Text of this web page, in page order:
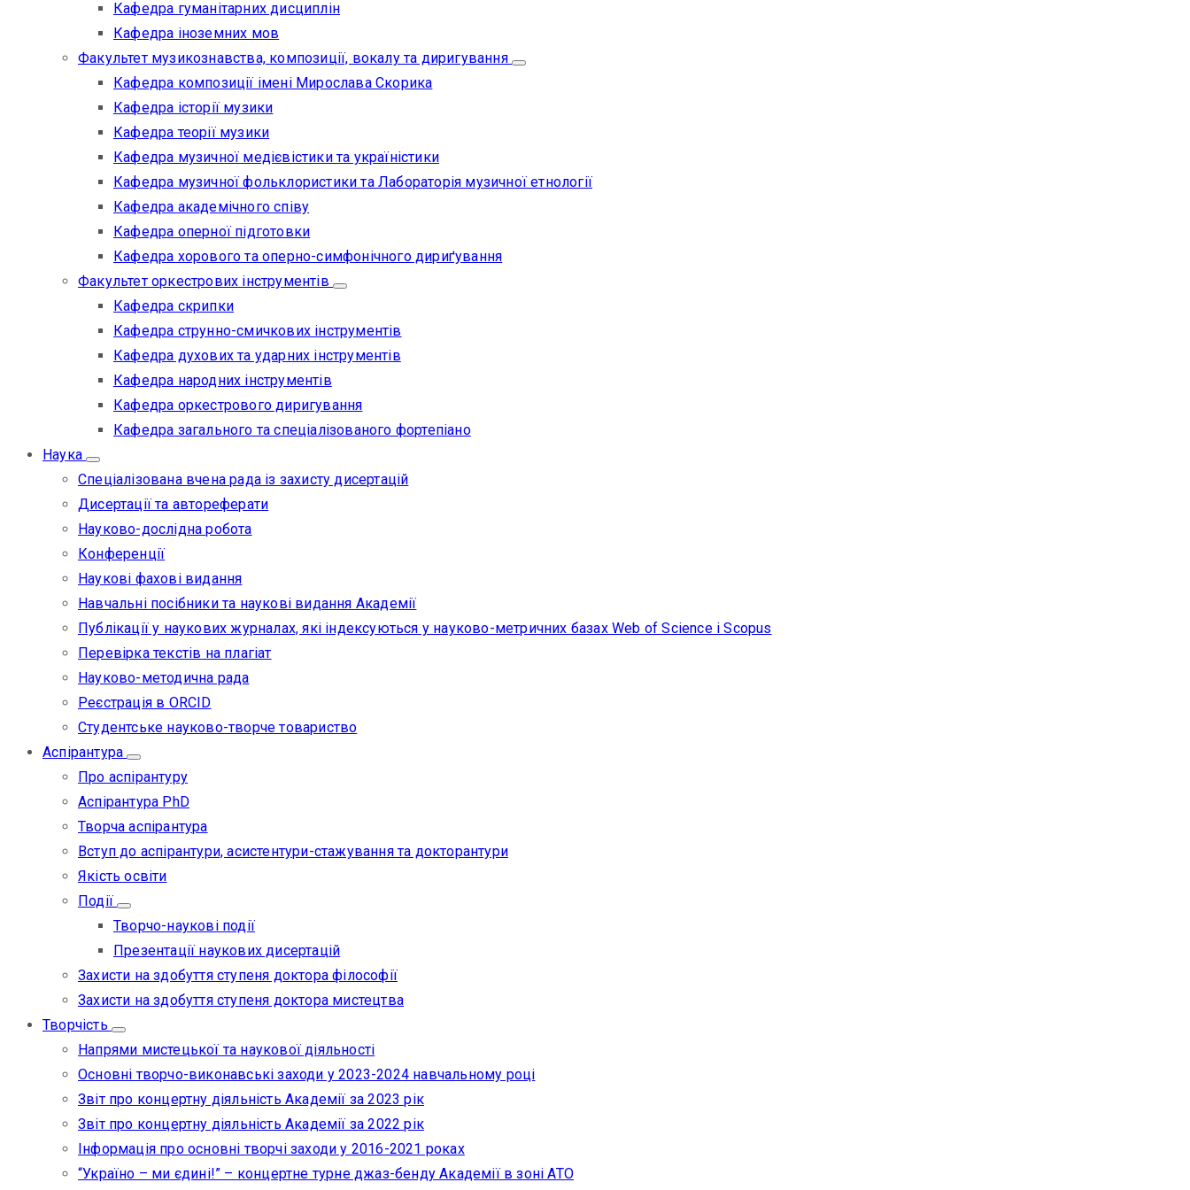
Кафедра гуманітарних дисциплін
Кафедра іноземних мов
Факультет музикознавства, композиції, вокалу та диригування
Кафедра композиції імені Мирослава Скорика
Кафедра історії музики
Кафедра теорії музики
Кафедра музичної медієвістики та україністики
Кафедра музичної фольклористики та Лабораторія музичної етнології
Кафедра академічного співу
Кафедра оперної підготовки
Кафедра хорового та оперно-симфонічного дириґування
Факультет оркестрових інструментів
Кафедра скрипки
Кафедра струнно-смичкових інструментів
Кафедра духових та ударних інструментів
Кафедра народних інструментів
Кафедра оркестрового диригування
Кафедра загального та спеціалізованого фортепіано
Наука
Спеціалізована вчена рада із захисту дисертацій
Дисертації та автореферати
Науково-дослідна робота
Конференції
Наукові фахові видання
Навчальні посібники та наукові видання Академії
Публікації у наукових журналах, які індексуються у науково-метричних базах Web of Science i Scopus
Перевірка текстів на плагіат
Науково-методична рада
Реєстрація в ORCID
Студентське науково-творче товариство
Аспірантура
Про аспірантуру
Аспірантура PhD
Творча аспірантура
Вступ до аспірантури, асистентури-стажування та докторантури
Якість освіти
Події
Творчо-наукові події
Презентації наукових дисертацій
Захисти на здобуття ступеня доктора філософії
Захисти на здобуття ступеня доктора мистецтва
Творчість
Напрями мистецької та наукової діяльності
Основні творчо-виконавські заходи у 2023-2024 навчальному році
Звіт про концертну діяльність Академії за 2023 рік
Звіт про концертну діяльність Академії за 2022 рік
Інформація про основні творчі заходи у 2016-2021 роках
“Україно – ми єдині!” – концертне турне джаз-бенду Академії в зоні АТО